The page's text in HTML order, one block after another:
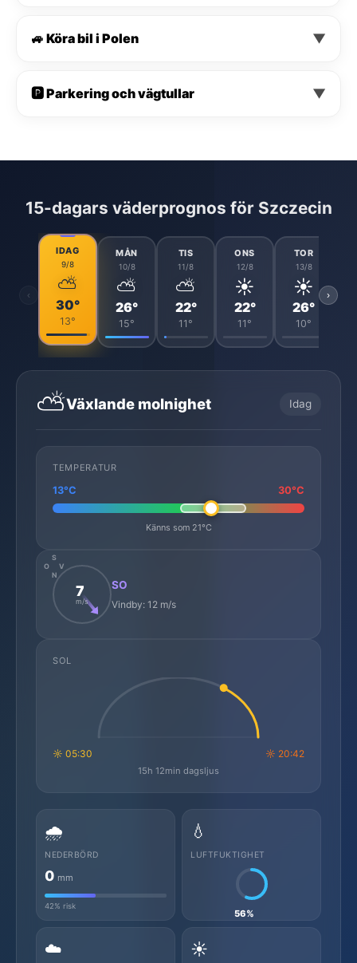
🚙 Köra bil i Polen ▼
🅿️ Parkering och vägtullar ▼
15-dagars väderprognos för Szczecin
‹
IDAG
9/8
⛅
30°
13°
MÅN
10/8
⛅
26°
15°
TIS
11/8
⛅
22°
11°
ONS
12/8
☀️
22°
11°
TOR
13/8
☀️
26°
10°
›
⛅Växlande molnighet Idag
TEMPERATUR
13°C 30°C
Känns som 21°C
N
S
O
V
7
m/s
SO
Vindby: 12 m/s
SOL
☼ 05:30 ☼ 20:42
15h 12min dagsljus
🌧️
NEDERBÖRD
0 mm
42% risk
💧
LUFTFUKTIGHET
56%
☁️ ☀️